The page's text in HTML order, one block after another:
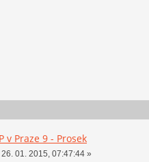
v Praze 9 - Prosek
26. 01. 2015, 07:47:44 »